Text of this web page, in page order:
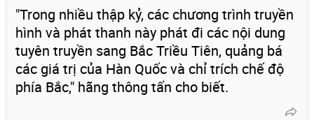
"Trong nhiều thập kỷ, các chương trình truyền
hình và phát thanh này phát đi các nội dung
tuyên truyền sang Bắc Triều Tiên, quảng bá
các giá trị của Hàn Quốc và chỉ trích chế độ
phía Bắc," hãng thông tấn cho biết.